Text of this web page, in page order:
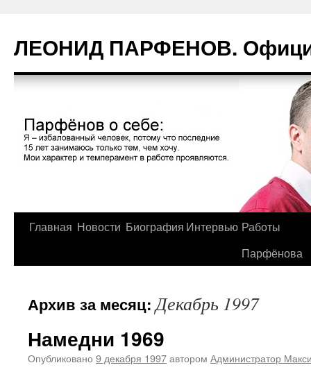
содержимому
ЛЕОНИД ПАРФЕНОВ.
Главная Новости Биография Интервью Работы
Парфёнова
Архив за месяц:Декабрь 1997
Намедни 1969
Опубликовано 9 декабря 1997автором Администратор